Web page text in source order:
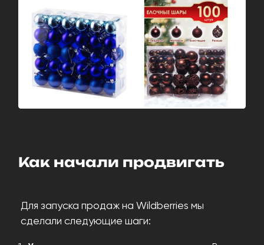
Как начали продвигать
Для запуска продаж на Wildberries мы
сделали следующие шаги: